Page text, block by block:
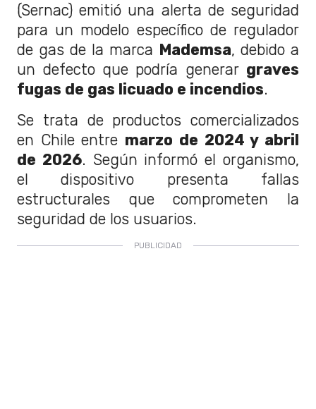
(Sernac) emitió una alerta de seguridad
para un modelo específico de regulador
de gas de la marca Mademsa, debido a
un defecto que podría generar graves
fugas de gas licuado e incendios.
Se trata de productos comercializados
en Chile entre marzo de 2024 y abril
de 2026. Según informó el organismo,
el dispositivo presenta fallas
estructurales que comprometen la
seguridad de los usuarios.